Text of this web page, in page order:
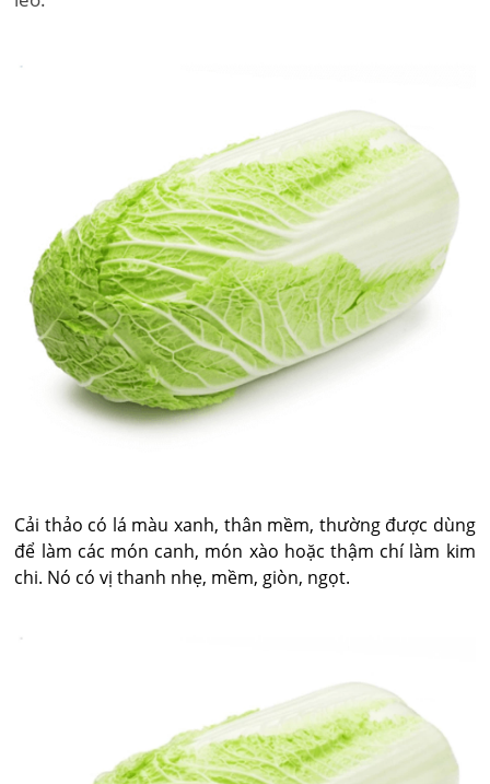
Cải thảo có lá màu xanh, thân mềm, thường được dùng
để làm các món canh, món xào hoặc thậm chí làm kim
chi. Nó có vị thanh nhẹ, mềm, giòn, ngọt.